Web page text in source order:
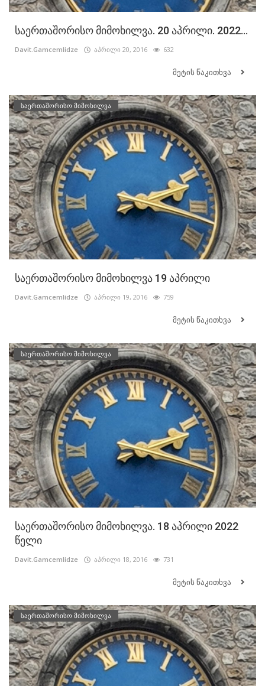
საერთაშორისო მიმოხილვა. 20 აპრილი. 2022...
Davit.Gamcemlidze აპრილი 20, 2016 632
მეტის წაკითხვა
საერთაშორისო მიმოხილვა
საერთაშორისო მიმოხილვა 19 აპრილი
Davit.Gamcemlidze აპრილი 19, 2016 759
მეტის წაკითხვა
საერთაშორისო მიმოხილვა
საერთაშორისო მიმოხილვა. 18 აპრილი 2022
წელი
Davit.Gamcemlidze აპრილი 18, 2016 731
მეტის წაკითხვა
საერთაშორისო მიმოხილვა